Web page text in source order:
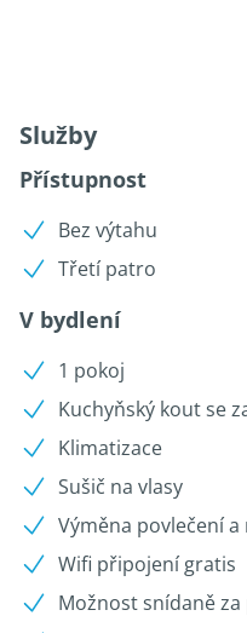
Služby
Přístupnost
Bez výtahu
Třetí patro
V bydlení
1 pokoj
Kuchyňský kout se
Klimatizace
Sušič na vlasy
Výměna povlečení
Wifi připojení gratis
Možnost snídaně